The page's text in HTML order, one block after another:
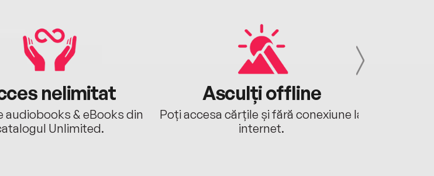
nelimitat
audiobooks & eBooks din
Unlimited.
Asculți offline
Poți accesa cărțile și fără conexiune la
internet.